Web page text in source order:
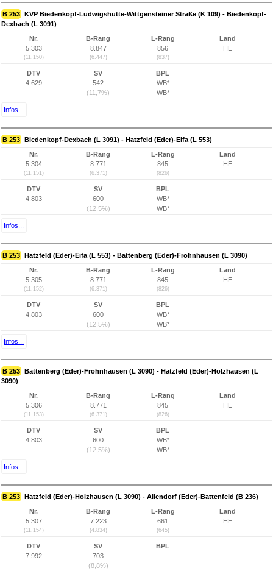
B 253 KVP Biedenkopf-Ludwigshütte-Wittgensteiner Straße (K 109) - Biedenkopf-
Dexbach (L 3091)
Nr.
5.303
(11.150)
B-Rang
8.847
(6.447)
L-Rang
856
(837)
Land
HE
DTV
4.629
SV
542
(11,7%)
BPL
WB*
WB*
Infos...
B 253 Biedenkopf-Dexbach (L 3091) - Hatzfeld (Eder)-Eifa (L 553)
Nr.
5.304
(11.151)
B-Rang
8.771
(6.371)
L-Rang
845
(826)
Land
HE
DTV
4.803
SV
600
(12,5%)
BPL
WB*
WB*
Infos...
B 253 Hatzfeld (Eder)-Eifa (L 553) - Battenberg (Eder)-Frohnhausen (L 3090)
Nr.
5.305
(11.152)
B-Rang
8.771
(6.371)
L-Rang
845
(826)
Land
HE
DTV
4.803
SV
600
(12,5%)
BPL
WB*
WB*
Infos...
B 253 Battenberg (Eder)-Frohnhausen (L 3090) - Hatzfeld (Eder)-Holzhausen (L
3090)
Nr.
5.306
(11.153)
B-Rang
8.771
(6.371)
L-Rang
845
(826)
Land
HE
DTV
4.803
SV
600
(12,5%)
BPL
WB*
WB*
Infos...
B 253 Hatzfeld (Eder)-Holzhausen (L 3090) - Allendorf (Eder)-Battenfeld (B 236)
Nr.
5.307
(11.154)
B-Rang
7.223
(4.834)
L-Rang
661
(645)
Land
HE
DTV
7.992
SV
703
(8,8%)
BPL